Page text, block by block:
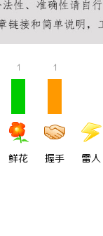
1
鲜花
1
握手 雷人